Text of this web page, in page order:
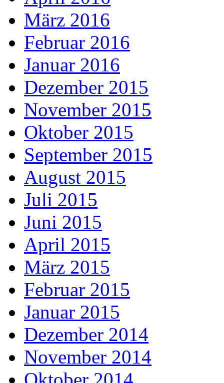
März 2016
Februar 2016
Januar 2016
Dezember 2015
November 2015
Oktober 2015
September 2015
August 2015
Juli 2015
Juni 2015
April 2015
März 2015
Februar 2015
Januar 2015
Dezember 2014
November 2014